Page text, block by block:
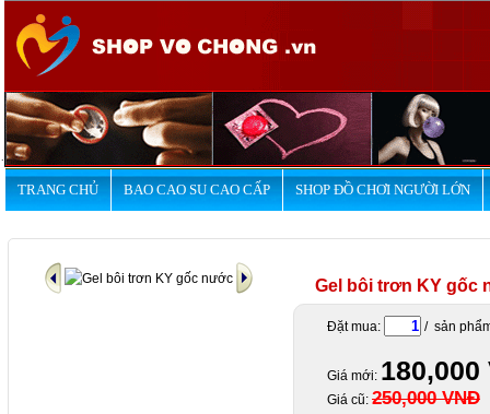
TRANG CHỦ BAO CAO SU CAO CẤP SHOP ĐỒ CHƠI NGƯỜI LỚN
Gel bôi trơn KY gốc
Đặt mua: / sản
Giá mới: 180,000
Giá cũ: 250,000 VNĐ